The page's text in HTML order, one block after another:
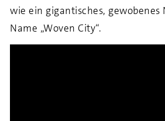
wie ein gigantisches, gewobenes
Name „Woven City“.